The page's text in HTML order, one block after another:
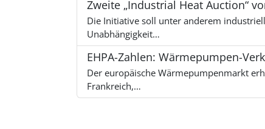
Zweite „Industrial Heat Auction“
Die Initiative soll unter anderem
Unabhängigkeit…
EHPA-Zahlen: Wärmepumpen-
Der europäische Wärmepumpenmarkt
Frankreich,…